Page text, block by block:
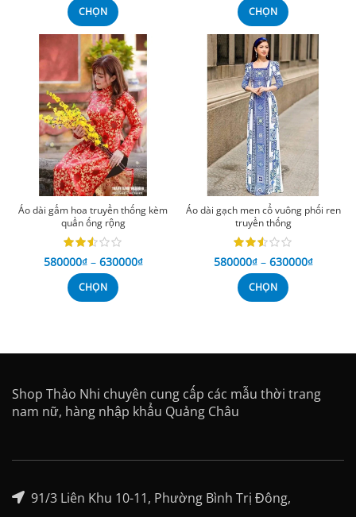
CHỌN CHỌN
Áo dài gấm hoa truyền thống kèm
quần ống rộng
580000₫ – 630000₫
CHỌN
Áo dài gạch men cổ vuông phối ren
truyền thống
580000₫ – 630000₫
CHỌN
Shop Thảo Nhi chuyên cung cấp các mẫu thời trang
nam nữ, hàng nhập khẩu Quảng Châu
91/3 Liên Khu 10-11, Phường Bình Trị Đông,